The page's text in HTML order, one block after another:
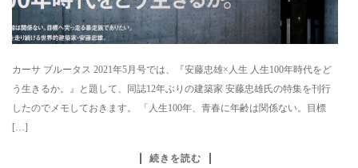
カーサ ブルータス 2021年5月号では、『安藤忠雄×人生 人生100年時代をど
う生きるか。』と題して、同誌12年ぶりの建築家 安藤忠雄氏の特集を刊行
したのでメモしておきます。 「人生100年、青春に年齢は関係ない。目標
[…]
続きを読む